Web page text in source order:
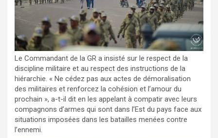
Le Commandant de la GR a insisté sur le respect de la
discipline militaire et au respect des instructions de la
hiérarchie. « Ne cédez pas aux actes de démoralisation
des militaires et renforcez la cohésion et l’amour du
prochain », a-t-il dit en les appelant à compatir avec leurs
compagnons d’armes qui sont dans l’Est du pays face aux
situations imposées dans les batailles menées contre
l’ennemi.